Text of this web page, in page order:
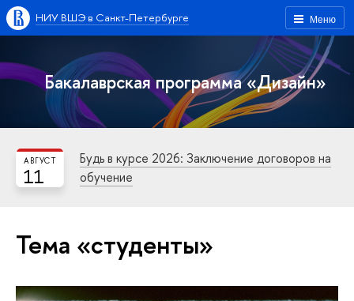
Меню
НИУ ВШЭ в Санкт-Петербурге
Бакалаврская программа «Дизайн»
11
АВГУСТ
Будь в курсе 2026: Заключение договоров на
обучение
Тема «студенты»